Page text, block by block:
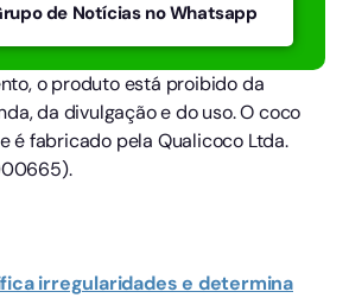
de Notícias no Whatsapp
o produto está proibido da
da divulgação e do uso. O coco
é fabricado pela Qualicoco Ltda.
irregularidades e determina